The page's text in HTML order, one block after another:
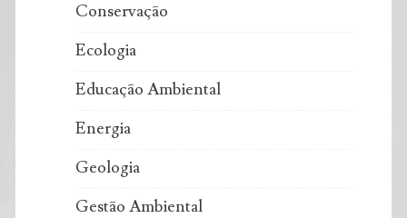
Conservação
Ecologia
Educação Ambiental
Energia
Geologia
Gestão Ambiental